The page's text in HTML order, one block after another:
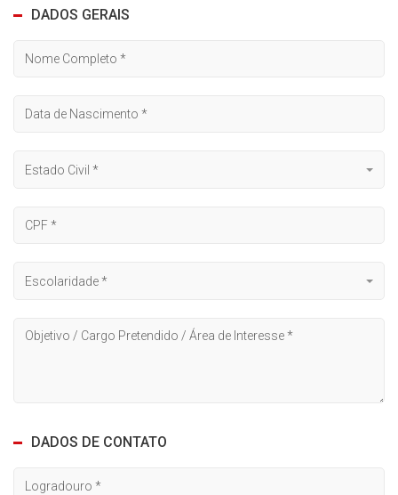
DADOS GERAIS
Estado Civil *
Escolaridade *
DADOS DE CONTATO